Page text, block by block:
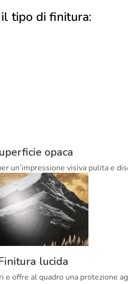
tipo di finitura:
opaca
un’impressione visiva pulita e
lucida
e offre al quadro una protezione